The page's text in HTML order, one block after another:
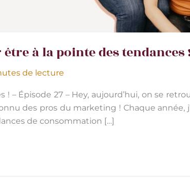
à la pointe des tendances
de lecture
– Épisode 27 – Hey, aujourd’hui, on se
des pros du marketing ! Chaque année,
de consommation […]